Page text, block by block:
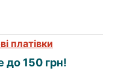
платівки
до 150 грн!